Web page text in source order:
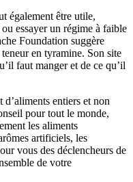
également être utile,
essayer un régime à faible
Foundation suggère
en tyramine. Son site
faut manger et de ce qu’il
entiers et non
pour tout le monde,
les aliments
artificiels, les
vous des déclencheurs de
de votre